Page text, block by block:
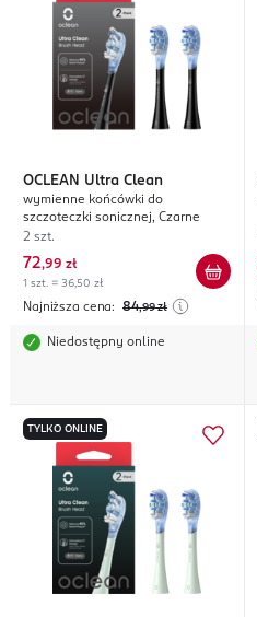
OCLEAN Ultra Clean
wymienne końcówki do
szczoteczki sonicznej, Czarne
2 szt.
72,99 zł
1 szt. = 36,50 zł
Najniższa cena: 84,99 zł
Niedostępny online
TYLKO ONLINE